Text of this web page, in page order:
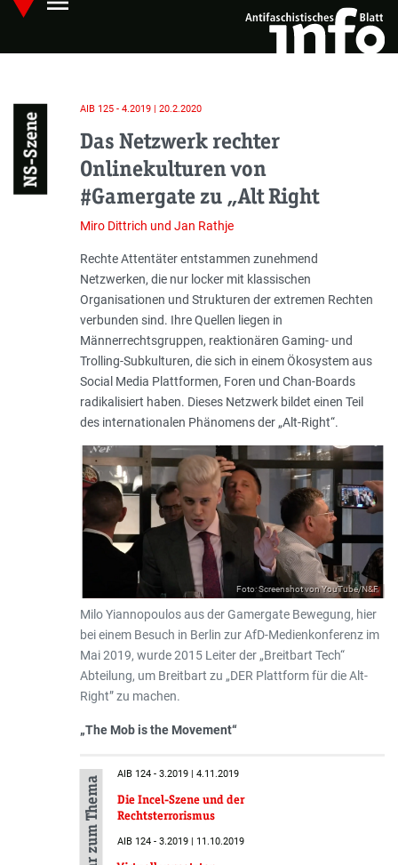
Skip
main
Hauptmenü öffnen
NS-Szene
AIB 125 - 4.2019 | 20.2.2020
Das Netzwerk rechter
Onlinekulturen von
#Gamergate zu „Alt Right
Miro Dittrich und Jan Rathje
Einleitung
Rechte Attentäter entstammen zunehmend
Netzwerken, die nur locker mit klassischen
Organisationen und Strukturen der extremen Rechten
verbunden sind. Ihre Quellen liegen in
Männerrechtsgruppen, reaktionären Gaming- und
Trolling-Subkulturen, die sich in einem Ökosystem aus
Social Media Plattformen, Foren und Chan-Boards
radikalisiert haben. Dieses Netzwerk bildet einen Teil
des internationalen Phänomens der „Alt-Right“.
Foto: Screenshot von YouTube/N&F
Milo Yiannopoulos aus der Gamergate Bewegung, hier
bei einem Besuch in Berlin zur AfD-Medienkonferenz im
Mai 2019, wurde 2015 Leiter der „Breitbart Tech“
Abteilung, um Breitbart zu „DER Plattform für die Alt-
Right” zu machen.
„The Mob is the Movement“
Mehr zum Thema
AIB 124 - 3.2019 | 4.11.2019
Die Incel-Szene und der
Rechtsterrorismus
AIB 124 - 3.2019 | 11.10.2019